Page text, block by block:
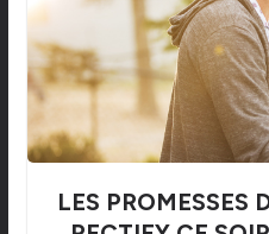
LES PROMESSES